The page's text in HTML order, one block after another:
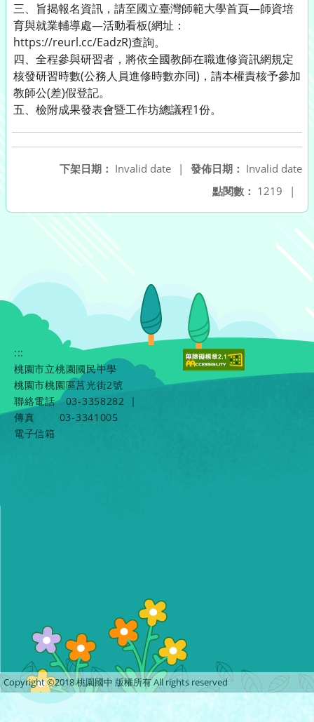
三、旨揭報名資訊，請至國立臺灣師範大學首頁—師資培
育與就業輔導處—活動看板(網址：
https://reurl.cc/EadzR)查詢。
四、全程參與研習者，將依全國教師在職進修資訊網規定
核發研習時數(公務人員進修時數亦同)，請本權責核予參加
教師公(差)假登記。
五、檢附成果發表會暨工作坊總議程1份。
發佈日期： Invalid date
下架日期： Invalid date
|
點閱數： 1219 |
:::
桃園市立桃園國民中學
桃園市桃園區莒光街2號
聯絡電話
03-3358282
|
傳真
03-3341005
電子信箱
Copyright ©2018 桃園國中 版權所有 All rights reserved